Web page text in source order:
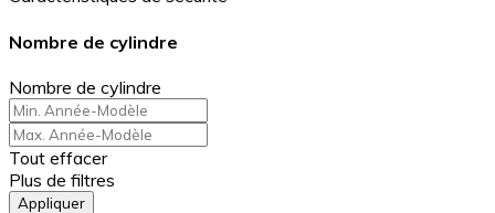
Nombre de cylindre
Nombre de cylindre
Tout effacer
Plus de filtres
Appliquer